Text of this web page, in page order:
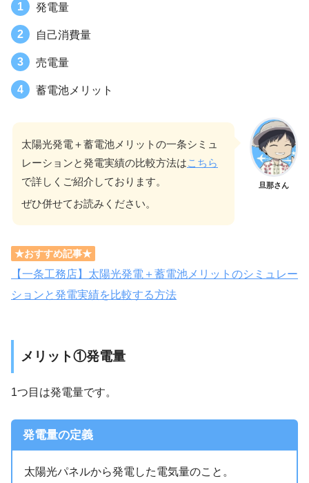
発電量
自己消費量
売電量
蓄電池メリット
旦那さん
太陽光発電＋蓄電池メリットの一条シミュ
レーションと発電実績の比較方法はこちら
で詳しくご紹介しております。
ぜひ併せてお読みください。
★おすすめ記事★
【一条工務店】太陽光発電＋蓄電池メリットのシミュレー
ションと発電実績を比較する方法
メリット①発電量
1つ目は発電量です。
発電量の定義
太陽光パネルから発電した電気量のこと。